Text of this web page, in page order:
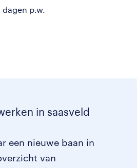
dagen p.w.
in saasveld
een nieuwe baan in
van